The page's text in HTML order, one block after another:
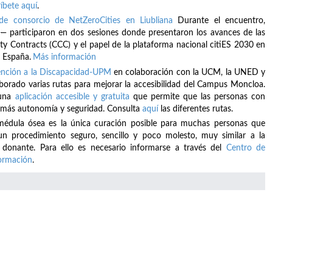
aquí.
consorcio de NetZeroCities en Liubliana Durante el encuentro,
en dos sesiones donde presentaron los avances de las
Contracts (CCC) y el papel de la plataforma nacional citiES 2030 en
Más información
a la Discapacidad-UPM en colaboración con la UCM, la UNED y
varias rutas para mejorar la accesibilidad del Campus Moncloa.
aplicación accesible y gratuita que permite que las personas con
autonomía y seguridad. Consulta aquí las diferentes rutas.
ósea es la única curación posible para muchas personas que
procedimiento seguro, sencillo y poco molesto, muy similar a la
Para ello es necesario informarse a través del Centro de
.